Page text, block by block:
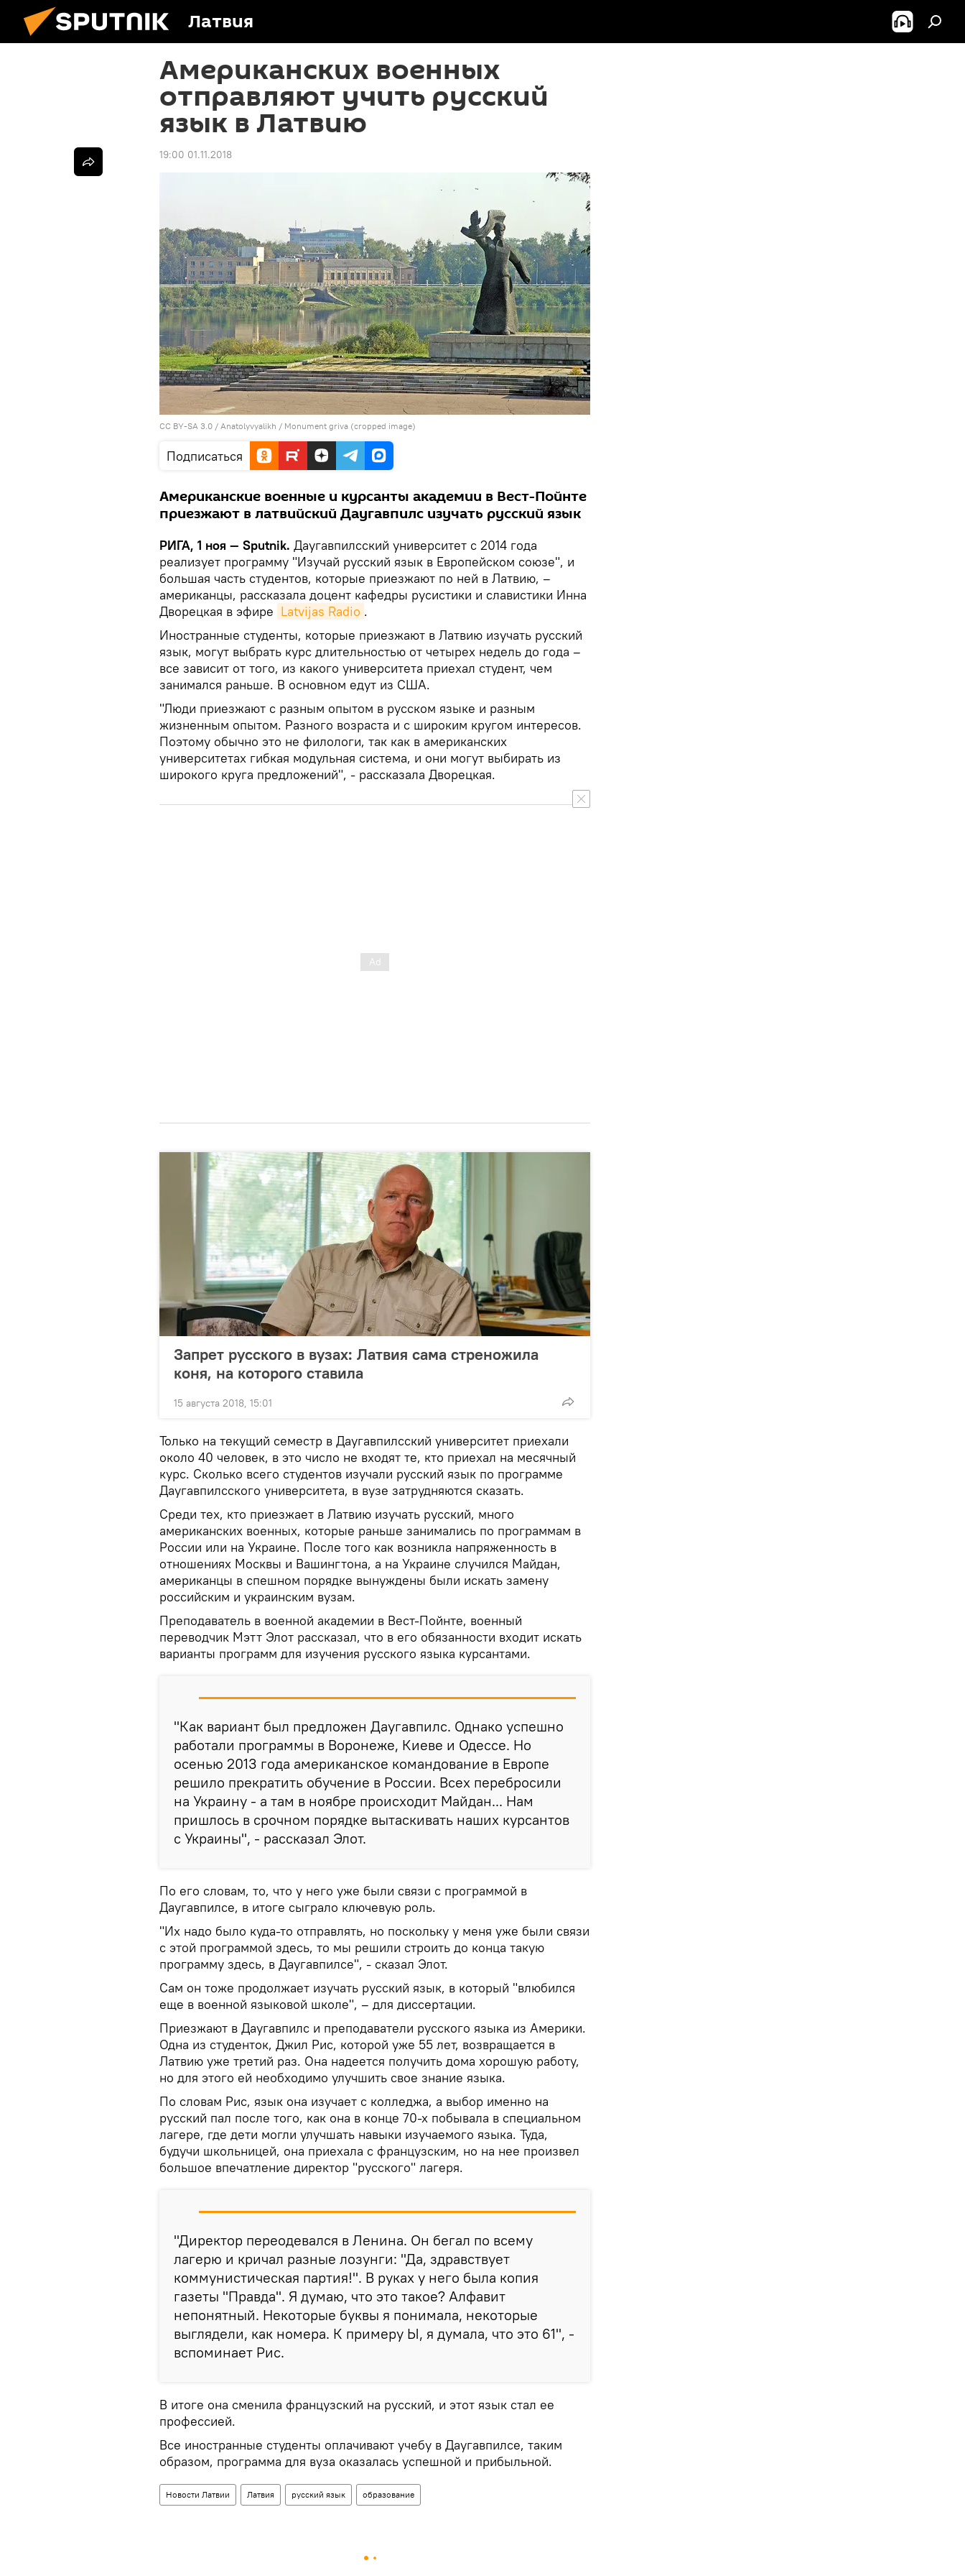
Латвия
Американских военных
отправляют учить русский
язык в Латвию
19:00 01.11.2018
CC BY-SA 3.0 / Anatolyvyalikh / Monument griva (cropped image)
Подписаться
Американские военные и курсанты академии в Вест-Пойнте
приезжают в латвийский Даугавпилс изучать русский язык
РИГА, 1 ноя — Sputnik. Даугавпилсский университет с 2014 года
реализует программу "Изучай русский язык в Европейском союзе", и
большая часть студентов, которые приезжают по ней в Латвию, –
американцы, рассказала доцент кафедры русистики и славистики Инна
Дворецкая в эфире Latvijas Radio .
Иностранные студенты, которые приезжают в Латвию изучать русский
язык, могут выбрать курс длительностью от четырех недель до года –
все зависит от того, из какого университета приехал студент, чем
занимался раньше. В основном едут из США.
"Люди приезжают с разным опытом в русском языке и разным
жизненным опытом. Разного возраста и с широким кругом интересов.
Поэтому обычно это не филологи, так как в американских
университетах гибкая модульная система, и они могут выбирать из
широкого круга предложений", - рассказала Дворецкая.
Запрет русского в вузах: Латвия сама стреножила
коня, на которого ставила
15 августа 2018, 15:01
Только на текущий семестр в Даугавпилсский университет приехали
около 40 человек, в это число не входят те, кто приехал на месячный
курс. Сколько всего студентов изучали русский язык по программе
Даугавпилсского университета, в вузе затрудняются сказать.
Среди тех, кто приезжает в Латвию изучать русский, много
американских военных, которые раньше занимались по программам в
России или на Украине. После того как возникла напряженность в
отношениях Москвы и Вашингтона, а на Украине случился Майдан,
американцы в спешном порядке вынуждены были искать замену
российским и украинским вузам.
Преподаватель в военной академии в Вест-Пойнте, военный
переводчик Мэтт Элот рассказал, что в его обязанности входит искать
варианты программ для изучения русского языка курсантами.
"Как вариант был предложен Даугавпилс. Однако успешно
работали программы в Воронеже, Киеве и Одессе. Но
осенью 2013 года американское командование в Европе
решило прекратить обучение в России. Всех перебросили
на Украину - а там в ноябре происходит Майдан... Нам
пришлось в срочном порядке вытаскивать наших курсантов
с Украины", - рассказал Элот.
По его словам, то, что у него уже были связи с программой в
Даугавпилсе, в итоге сыграло ключевую роль.
"Их надо было куда-то отправлять, но поскольку у меня уже были связи
с этой программой здесь, то мы решили строить до конца такую
программу здесь, в Даугавпилсе", - сказал Элот.
Сам он тоже продолжает изучать русский язык, в который "влюбился
еще в военной языковой школе", – для диссертации.
Приезжают в Даугавпилс и преподаватели русского языка из Америки.
Одна из студенток, Джил Рис, которой уже 55 лет, возвращается в
Латвию уже третий раз. Она надеется получить дома хорошую работу,
но для этого ей необходимо улучшить свое знание языка.
По словам Рис, язык она изучает с колледжа, а выбор именно на
русский пал после того, как она в конце 70-х побывала в специальном
лагере, где дети могли улучшать навыки изучаемого языка. Туда,
будучи школьницей, она приехала с французским, но на нее произвел
большое впечатление директор "русского" лагеря.
"Директор переодевался в Ленина. Он бегал по всему
лагерю и кричал разные лозунги: "Да, здравствует
коммунистическая партия!". В руках у него была копия
газеты "Правда". Я думаю, что это такое? Алфавит
непонятный. Некоторые буквы я понимала, некоторые
выглядели, как номера. К примеру Ы, я думала, что это 61", -
вспоминает Рис.
В итоге она сменила французский на русский, и этот язык стал ее
профессией.
Все иностранные студенты оплачивают учебу в Даугавпилсе, таким
образом, программа для вуза оказалась успешной и прибыльной.
Новости Латвии Латвия русский язык образование